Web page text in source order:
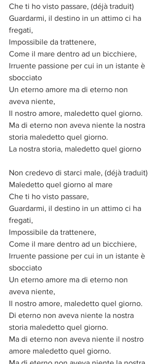
Che ti ho visto passare, (déjà traduit)
Guardarmi, il destino in un attimo ci ha
fregati,
Impossibile da trattenere,
Come il mare dentro ad un bicchiere,
Irruente passione per cui in un istante è
sbocciato
Un eterno amore ma di eterno non
aveva niente,
Il nostro amore, maledetto quel giorno.
Ma di eterno non aveva niente la nostra
storia maledetto quel giorno.
La nostra storia, maledetto quel giorno
Non credevo di starci male, (déjà traduit)
Maledetto quel giorno al mare
Che ti ho visto passare,
Guardarmi, il destino in un attimo ci ha
fregati,
Impossibile da trattenere,
Come il mare dentro ad un bicchiere,
Irruente passione per cui in un istante è
sbocciato
Un eterno amore ma di eterno non
aveva niente,
Il nostro amore, maledetto quel giorno.
Di eterno non aveva niente la nostra
storia maledetto quel giorno.
Ma di eterno non aveva niente il nostro
amore maledetto quel giorno.